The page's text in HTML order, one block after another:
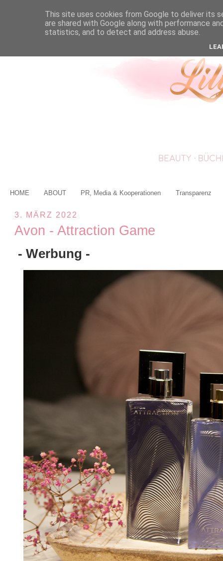
HOME ABOUT PR, Media & Kooperationen Transparenz
3. MÄRZ 2022
Avon - Attraction Game
- Werbung -
This site uses cookies from Google to deliver its
are shared with Google along with performance
statistics, and to detect and address abuse.